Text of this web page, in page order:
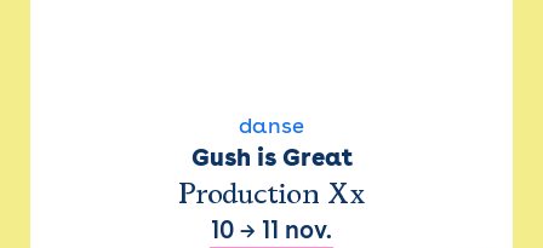
danse
Gush is Great
Production Xx
10 → 11 nov.